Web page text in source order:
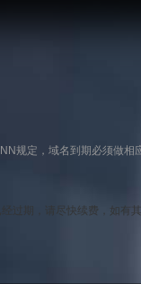
规定，域名到期必须做相
经过期，请尽快续费，如有